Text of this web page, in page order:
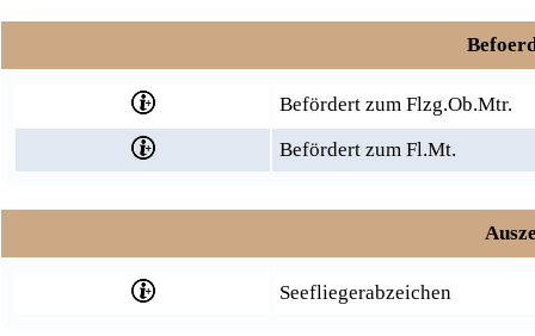
Befördert zum Flzg.Ob.Mtr.
Befördert zum Fl.Mt.
Seefliegerabzeichen